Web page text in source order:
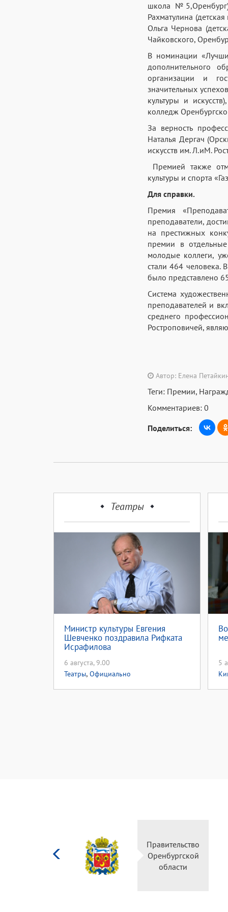
школа
Рахматулина
Ольга Чернова
Чайковского,
В номинации
дополнительного
организации и
значительных
культуры и
колледж
За верность
Наталья Дергач
искусств им. Л.иМ.
Премией также
культуры и спорта
Для справки.
Премия
преподаватели,
на престижных
премии в
молодые коллеги,
стали 464 человека.
было представлено
Система
преподавателей и
среднего
Ростроповичей,
Автор: Елена
Теги: Премии,
Комментариев: 0
Поделиться:
Театры
Министр культуры Евгения
Шевченко поздравила Рифката
Исрафилова
6 августа, 9.00
Театры, Официально
5
Правительство
Оренбургской
области